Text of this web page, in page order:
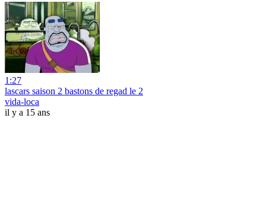
1:27
lascars saison 2 bastons de regad le 2
vida-loca
il y a 15 ans